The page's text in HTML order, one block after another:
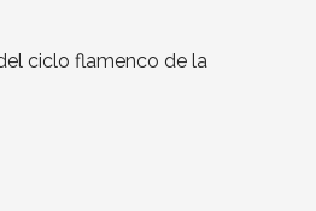
ciclo flamenco de la